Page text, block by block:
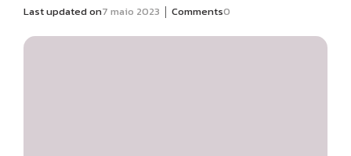
Last updated on7 maio 2023 | Comments0